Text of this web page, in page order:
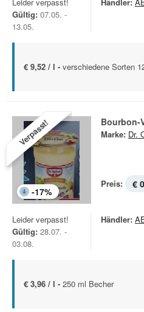
Gültig: 07.05. -
13.05.
€ 9,52 / l - verschiedene Sorten
Verpasst!
-17%
Bourbon-
Marke: Dr.
Preis: €
Leider verpasst!
Gültig: 28.07. -
03.08.
Händler:
€ 3,96 / l - 250 ml Becher